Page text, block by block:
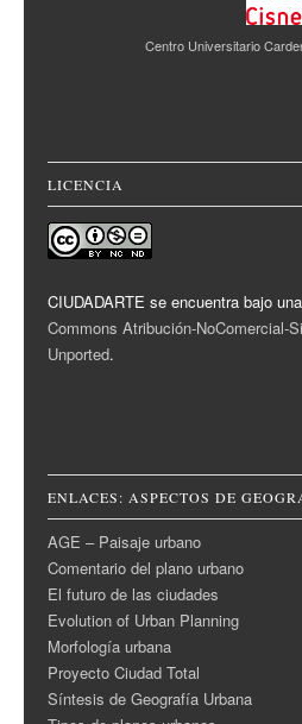
Centro Universitario
LICENCIA
CIUDADARTE se encuentra bajo
Commons Atribución-NoComercial-
Unported.
ENLACES: ASPECTOS DE
AGE – Paisaje urbano
Comentario del plano urbano
El futuro de las ciudades
Evolution of Urban Planning
Morfología urbana
Proyecto Ciudad Total
Síntesis de Geografía Urbana